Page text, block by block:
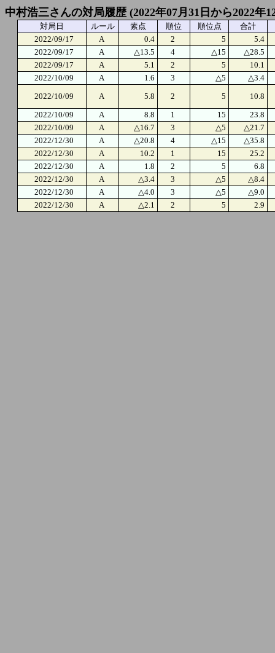
中村浩三さんの対局履歴 (2022年07月31日から2022年
対局日 ルール 素点 順位 順位点
合計
2022/09/17
A 0.4 2 5
5.4
2022/09/17
A △13.5 4 △15
△28.5
2022/09/17
A 5.1 2 5
10.1
2022/10/09
A 1.6 3 △5
△3.4
2022/10/09
A 5.8 2 5
10.8
2022/10/09
A 8.8 1 15
23.8
2022/10/09
A △16.7 3 △5
△21.7
2022/12/30
A △20.8 4 △15
△35.8
2022/12/30
A 10.2 1 15
25.2
2022/12/30
A 1.8 2 5
6.8
2022/12/30
A △3.4 3 △5
△8.4
2022/12/30
A △4.0 3 △5
△9.0
2022/12/30
A △2.1 2 5 2.9